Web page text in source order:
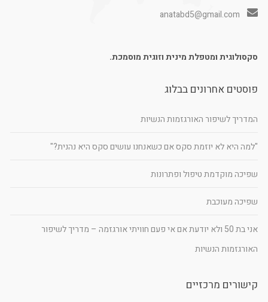
anatabd5@gmail.com
סקסולוגית ומטפלת מינית וזוגית מוסמכת.
פוסטים אחרונים בבלוג
המדריך לשיפור האורגזמות הנשיות
"למה היא לא יוזמת סקס אם כשאנחנו עושים סקס היא נהנית?"
שפיכה מוקדמת טיפול ופתרונות
שפיכה מעוכבת
אני בת 50 ולא יודעת אם אי פעם חוויתי אורגזמה – מדריך לשיפור
האורגזמות הנשיות
קישורים מרכזיים